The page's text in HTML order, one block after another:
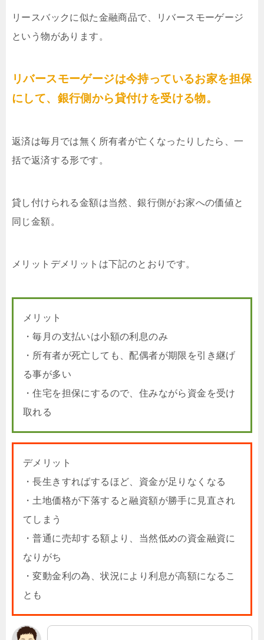
リースバックに似た金融商品で、リバースモーゲージ
という物があります。
リバースモーゲージは今持っているお家を担保
にして、銀行側から貸付けを受ける物。
返済は毎月では無く所有者が亡くなったりしたら、一
括で返済する形です。
貸し付けられる金額は当然、銀行側がお家への価値と
同じ金額。
メリットデメリットは下記のとおりです。
メリット
・毎月の支払いは小額の利息のみ
・所有者が死亡しても、配偶者が期限を引き継げ
る事が多い
・住宅を担保にするので、住みながら資金を受け
取れる
デメリット
・長生きすればするほど、資金が足りなくなる
・土地価格が下落すると融資額が勝手に見直され
てしまう
・普通に売却する額より、当然低めの資金融資に
なりがち
・変動金利の為、状況により利息が高額になるこ
とも